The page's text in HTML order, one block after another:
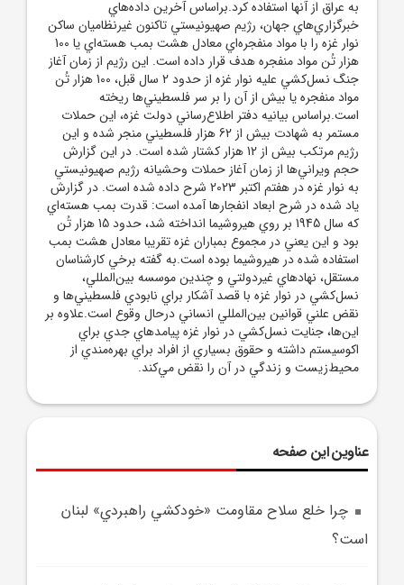
به عراق از آنها استفاده کرد.براساس آخرين داده‌هاي
خبرگزاري‌هاي جهان، رژيم صهيونيستي تاکنون غيرنظاميان ساکن
نوار غزه را با مواد منفجره‌اي معادل هشت بمب هسته‌اي يا 100
هزار تُن مواد منفجره هدف قرار داده است. اين رژيم از زمان آغاز
جنگ نسل‌کشي عليه نوار غزه از حدود 2 سال قبل، 100 هزار تُن
مواد منفجره يا بيش از آن را بر سر فلسطيني‌ها ريخته
است.براساس بيانيه دفتر اطلاع‌رساني دولت غزه، اين حملات
مستمر به شهادت بيش از 62 هزار فلسطيني‌ منجر شده و اين
رژيم مرتکب بيش از 12 هزار کشتار شده است. در اين گزارش
حجم ويراني‌ها از زمان آغاز حملات وحشيانه رژيم صهيونيستي
به نوار غزه در هفتم اکتبر 2023 شرح داده شده است. در گزارش
ياد شده در شرح ابعاد انفجارها آمده است: قدرت بمب هسته‌اي
که سال 1945 بر روي هيروشيما انداخته شد، حدود 15 هزار تُن
بود و اين يعني در مجموع بمباران غزه تقريبا معادل هشت بمب
استفاده شده در هيروشيما بوده است.به گفته برخي کارشناسان
مستقل، نهادهاي غيردولتي و چندين موسسه بين‌المللي،
نسل‌کشي در نوار غزه با قصد آشکار براي نابودي فلسطيني‌ها و
نقض علني قوانين بين‌المللي انساني درحال وقوع است.علاوه بر
اين‌ها، جنايت نسل‌کشي در نوار غزه پيامدهاي جدي براي
اکوسيستم داشته و حقوق بسياري از افراد براي بهره‌مندي از
محيط‌زيست و زندگي در آن را نقض مي‌کند.
عناوین این صفحه
چرا خلع سلاح مقاومت «خودکشي راهبردي» لبنان
است؟